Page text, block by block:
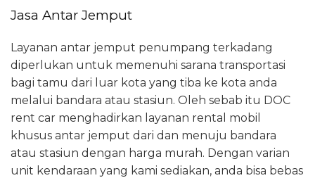
Jasa Antar Jemput
Layanan antar jemput penumpang terkadang
diperlukan untuk memenuhi sarana transportasi
bagi tamu dari luar kota yang tiba ke kota anda
melalui bandara atau stasiun. Oleh sebab itu DOC
rent car menghadirkan layanan rental mobil
khusus antar jemput dari dan menuju bandara
atau stasiun dengan harga murah. Dengan varian
unit kendaraan yang kami sediakan, anda bisa bebas